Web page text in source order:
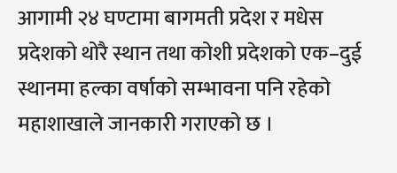
आगामी २४ घण्टामा बागमती प्रदेश र मधेस
प्रदेशको थोरै स्थान तथा कोशी प्रदेशको एक–दुई
स्थानमा हल्का वर्षाको सम्भावना पनि रहेको
महाशाखाले जानकारी गराएको छ ।